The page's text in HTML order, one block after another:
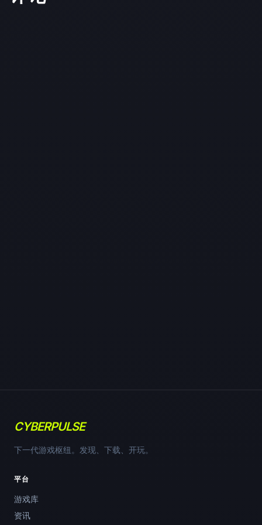
CYBERPULSE
下一代游戏枢纽。发现、下载、开玩。
平台
游戏库
资讯